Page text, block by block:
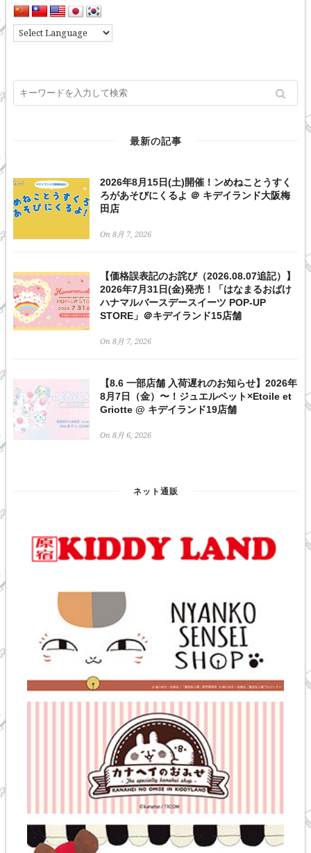
最新の記事
2026年8月15日(土)開催！ンめねことうすく
ろがあそびにくるよ ＠ キデイランド大阪梅
田店
On 8月 7, 2026
【価格誤表記のお詫び（2026.08.07追記）】
2026年7月31日(金)発売！「はなまるおばけ
ハナマルバースデースイーツ POP-UP
STORE」＠キデイランド15店舗
On 8月 7, 2026
【8.6 一部店舗 入荷遅れのお知らせ】2026年
8月7日（金）〜！ジュエルペット×Etoile et
Griotte @ キデイランド19店舗
On 8月 6, 2026
ネット通販